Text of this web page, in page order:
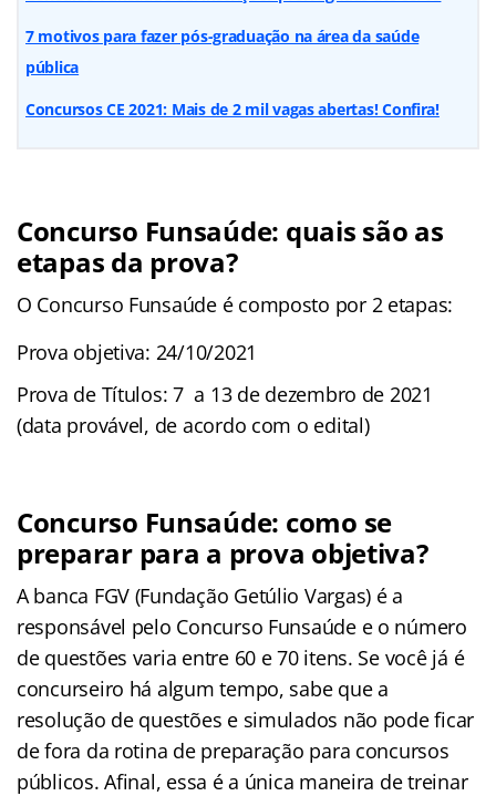
7 motivos para fazer pós-graduação na área da saúde
pública
Concursos CE 2021: Mais de 2 mil vagas abertas! Confira!
Concurso Funsaúde: quais são as
etapas da prova?
O Concurso Funsaúde é composto por 2 etapas:
Prova objetiva: 24/10/2021
Prova de Títulos: 7 a 13 de dezembro de 2021
(data provável, de acordo com o edital)
Concurso Funsaúde: como se
preparar para a prova objetiva?
A banca FGV (Fundação Getúlio Vargas) é a
responsável pelo Concurso Funsaúde e o número
de questões varia entre 60 e 70 itens. Se você já é
concurseiro há algum tempo, sabe que a
resolução de questões e simulados não pode ficar
de fora da rotina de preparação para concursos
públicos. Afinal, essa é a única maneira de treinar